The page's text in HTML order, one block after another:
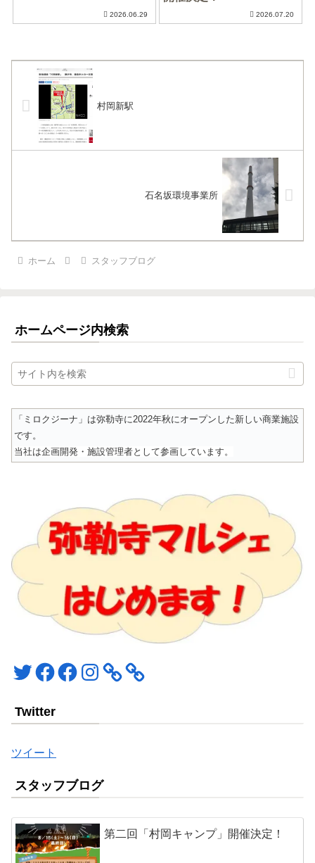
2026.06.29 2026.07.20
村岡新駅
石名坂環境事業所
ホーム スタッフブログ
ホームページ内検索
「ミロクジーナ」は弥勒寺に2022年秋にオープンした新しい商業施設
です。
当社は企画開発・施設管理者として参画しています。
TwitterFacebookFacebookInstagram
Twitter
ツイート
スタッフブログ
第二回「村岡キャンプ」開催決定！